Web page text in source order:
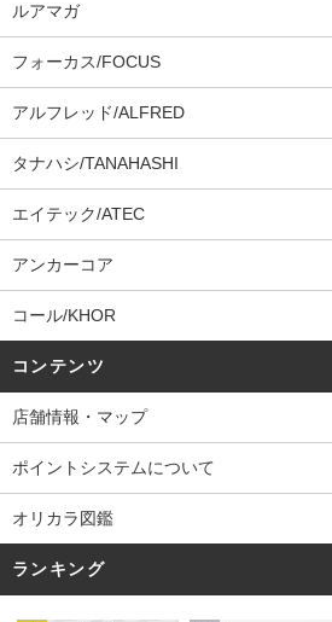
ルアマガ
フォーカス/FOCUS
アルフレッド/ALFRED
タナハシ/TANAHASHI
エイテック/ATEC
アンカーコア
コール/KHOR
コンテンツ
店舗情報・マップ
ポイントシステムについて
オリカラ図鑑
ランキング